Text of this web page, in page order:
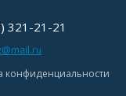
321-21-21
конфиденциальности